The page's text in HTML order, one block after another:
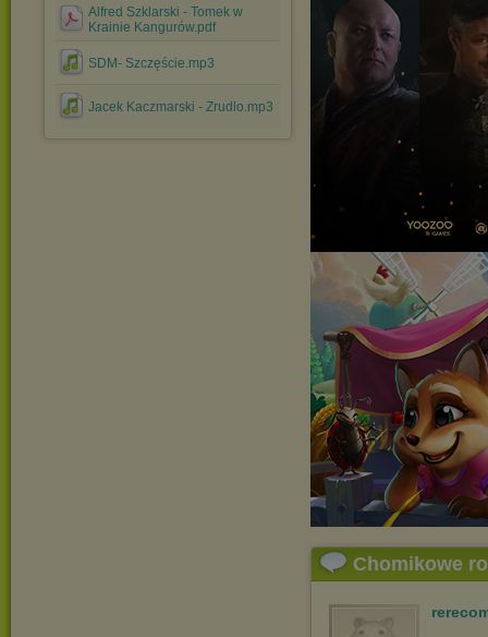
Alfred Szklarski - Tomek w
Krainie Kangurów.pdf
SDM- Szczęście.mp3
Jacek Kaczmarski - Zrudlo.mp3
Chomikowe